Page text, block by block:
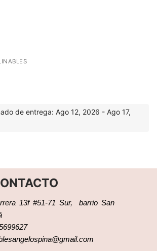
de entrega: Ago 12, 2026 - Ago 17,
13f #51-71 Sur, barrio San